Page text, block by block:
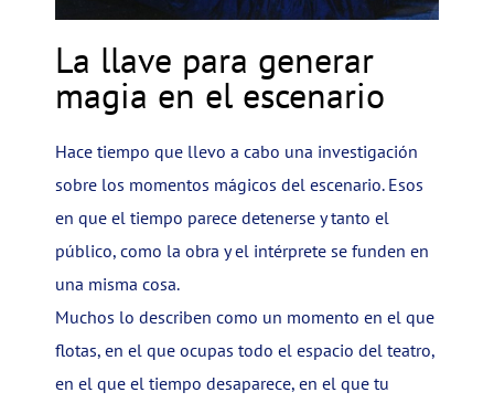
La llave para generar
magia en el escenario
Hace tiempo que llevo a cabo una investigación
sobre los momentos mágicos del escenario. Esos
en que el tiempo parece detenerse y tanto el
público, como la obra y el intérprete se funden en
una misma cosa.
Muchos lo describen como un momento en el que
flotas, en el que ocupas todo el espacio del teatro,
en el que el tiempo desaparece, en el que tu